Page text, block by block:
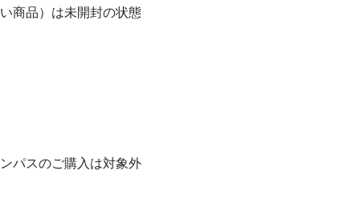
商品）は未開封の状態
パスのご購入は対象外